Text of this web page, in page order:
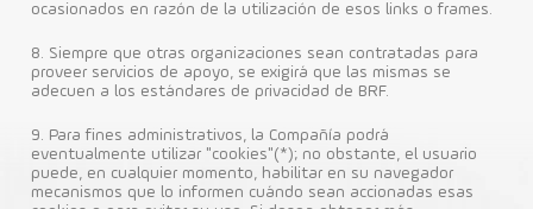
ocasionados en razón de la utilización de esos links o frames.
8. Siempre que otras organizaciones sean contratadas para
proveer servicios de apoyo, se exigirá que las mismas se
adecuen a los estándares de privacidad de BRF.
9. Para fines administrativos, la Compañía podrá
eventualmente utilizar "cookies"(*); no obstante, el usuario
puede, en cualquier momento, habilitar en su navegador
mecanismos que lo informen cuándo sean accionadas esas